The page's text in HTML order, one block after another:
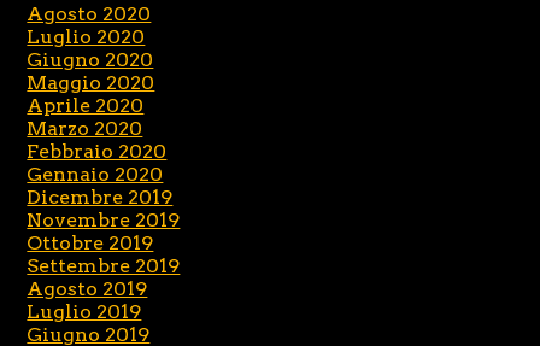
Agosto 2020
Luglio 2020
Giugno 2020
Maggio 2020
Aprile 2020
Marzo 2020
Febbraio 2020
Gennaio 2020
Dicembre 2019
Novembre 2019
Ottobre 2019
Settembre 2019
Agosto 2019
Luglio 2019
Giugno 2019